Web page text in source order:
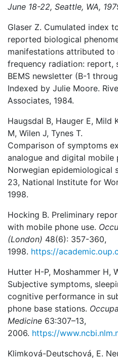
June 18-22, Seattle, WA,
Glaser Z. Cumulated index
reported biological
manifestations attributed
frequency radiation: report,
BEMS newsletter (B-1
Indexed by Julie Moore.
Associates, 1984.
Haugsdal B, Hauger E, Mild
M, Wilen J, Tynes T.
Comparison of symptoms
analogue and digital mobile
Norwegian epidemiological
23, National Institute for
1998.
Hocking B. Preliminary
with mobile phone use.
(London) 48(6): 357-360,
1998. https://
Hutter H-P, Moshammer H,
Subjective symptoms,
cognitive performance in
phone base stations.
Medicine 63:307–13,
2006. https://
Klimková-Deutschová, E.